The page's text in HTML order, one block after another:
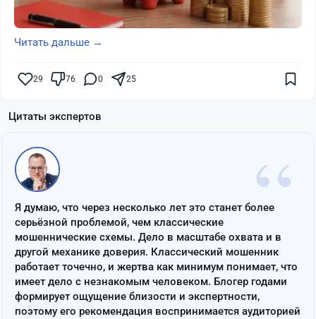
Читать дальше →
29 76 0 25
Цитаты экспертов
“
Я думаю, что через несколько лет это станет более
серьёзной проблемой, чем классические
мошеннические схемы. Дело в масштабе охвата и в
другой механике доверия. Классический мошенник
работает точечно, и жертва как минимум понимает, что
имеет дело с незнакомым человеком. Блогер годами
формирует ощущение близости и экспертности,
поэтому его рекомендация воспринимается аудиторией